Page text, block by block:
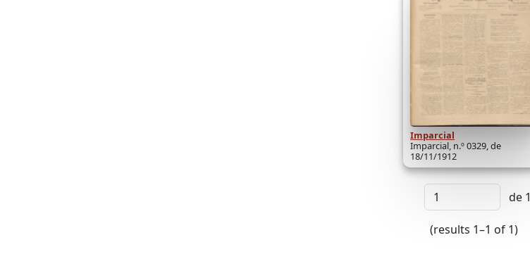
Imparcial
Imparcial, n.º 0329, de
18/11/1912
de 1
(results 1–1 of 1)